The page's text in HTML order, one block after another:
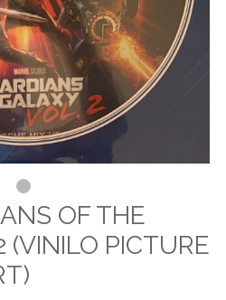
OF THE
(VINILO PICTURE